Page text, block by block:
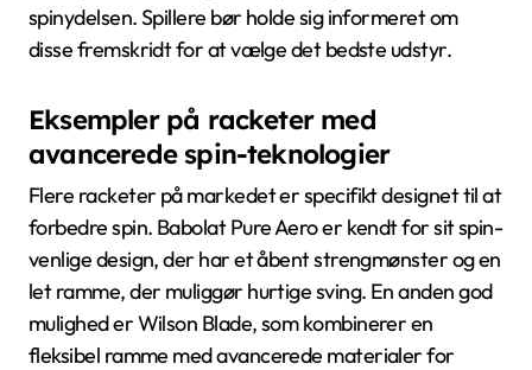
spinydelsen. Spillere bør holde sig informeret om
disse fremskridt for at vælge det bedste udstyr.
Eksempler på racketer med
avancerede spin-teknologier
Flere racketer på markedet er specifikt designet til at
forbedre spin. Babolat Pure Aero er kendt for sit spin-
venlige design, der har et åbent strengmønster og en
let ramme, der muliggør hurtige sving. En anden god
mulighed er Wilson Blade, som kombinerer en
fleksibel ramme med avancerede materialer for